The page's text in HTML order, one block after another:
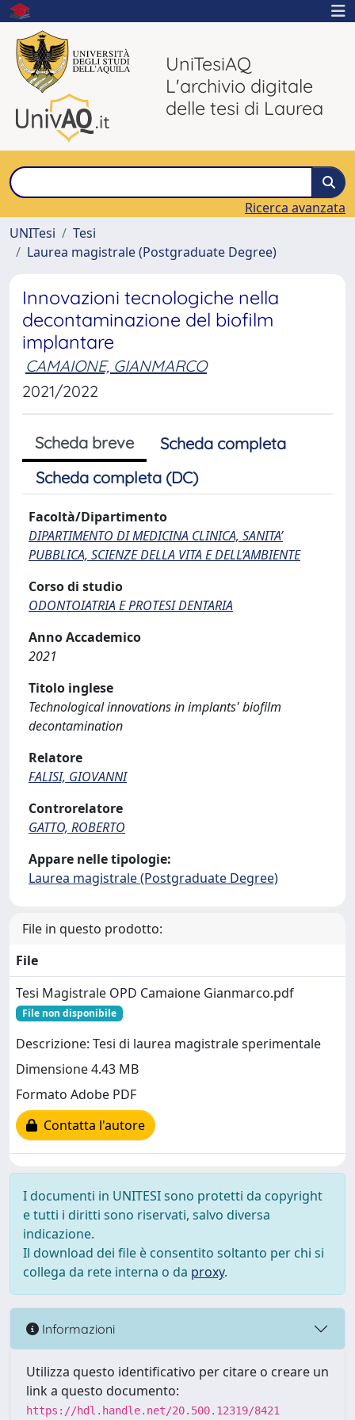
UniTesiAQ
L'archivio digitale
delle tesi di Laurea
Ricerca avanzata
UNITesi
Tesi
Laurea magistrale (Postgraduate Degree)
Innovazioni tecnologiche nella
decontaminazione del biofilm
implantare
CAMAIONE, GIANMARCO
2021/2022
Scheda breve
Scheda completa
Scheda completa (DC)
Facoltà/Dipartimento
DIPARTIMENTO DI MEDICINA CLINICA, SANITA’
PUBBLICA, SCIENZE DELLA VITA E DELL’AMBIENTE
Corso di studio
ODONTOIATRIA E PROTESI DENTARIA
Anno Accademico
2021
Titolo inglese
Technological innovations in implants' biofilm
decontamination
Relatore
FALISI, GIOVANNI
Controrelatore
GATTO, ROBERTO
Appare nelle tipologie:
Laurea magistrale (Postgraduate Degree)
File in questo prodotto:
File
Tesi Magistrale OPD Camaione Gianmarco.pdf
File non disponibile
Descrizione: Tesi di laurea magistrale sperimentale
Dimensione 4.43 MB
Formato Adobe PDF
Contatta l'autore
I documenti in UNITESI sono protetti da copyright
e tutti i diritti sono riservati, salvo diversa
indicazione.
Il download dei file è consentito soltanto per chi si
collega da rete interna o da proxy.
Informazioni
Utilizza questo identificativo per citare o creare un
link a questo documento:
https://hdl.handle.net/20.500.12319/8421